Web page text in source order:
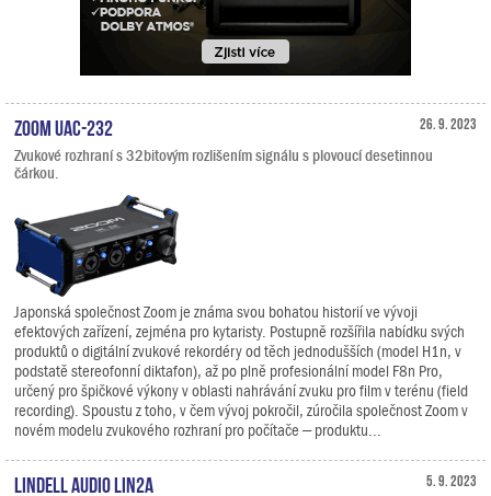
26. 9. 2023
Zoom UAC-232
Zvukové rozhraní s 32bitovým rozlišením signálu s plovoucí desetinnou
čárkou.
Japonská společnost Zoom je známa svou bohatou historií ve vývoji
efektových zařízení, zejména pro kytaristy. Postupně rozšířila nabídku svých
produktů o digitální zvukové rekordéry od těch jednodušších (model H1n, v
podstatě stereofonní diktafon), až po plně profesionální model F8n Pro,
určený pro špičkové výkony v oblasti nahrávání zvuku pro film v terénu (field
recording). Spoustu z toho, v čem vývoj pokročil, zúročila společnost Zoom v
novém modelu zvukového rozhraní pro počítače – produktu...
5. 9. 2023
Lindell Audio LiN2A